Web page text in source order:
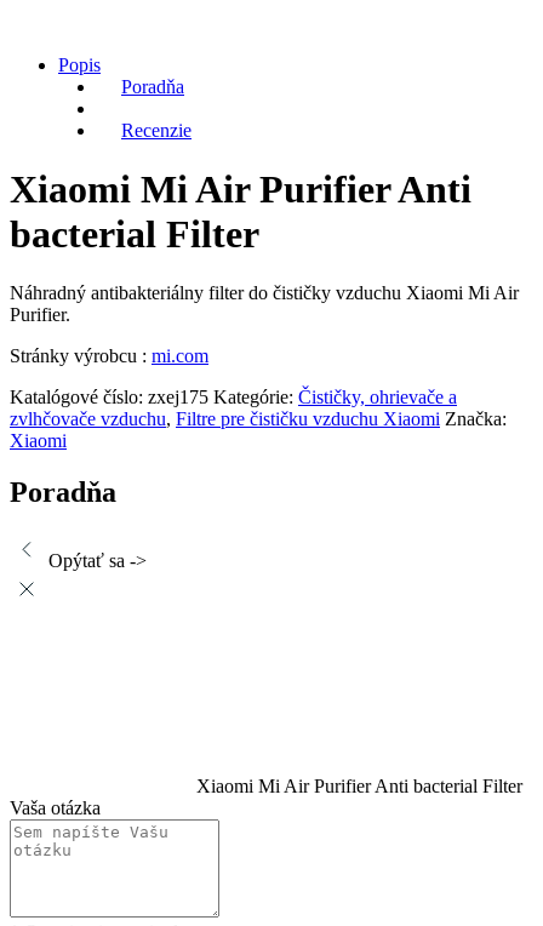
Popis
Poradňa
Recenzie
Xiaomi Mi Air Purifier Anti
bacterial Filter
Náhradný antibakteriálny filter do čističky vzduchu Xiaomi Mi Air
Purifier.
Stránky výrobcu : mi.com
Katalógové číslo: zxej175 Kategórie: Čističky, ohrievače a
zvlhčovače vzduchu, Filtre pre čističku vzduchu Xiaomi Značka:
Xiaomi
Poradňa
Opýtať sa ->
Xiaomi Mi Air Purifier Anti bacterial Filter
Vaša otázka